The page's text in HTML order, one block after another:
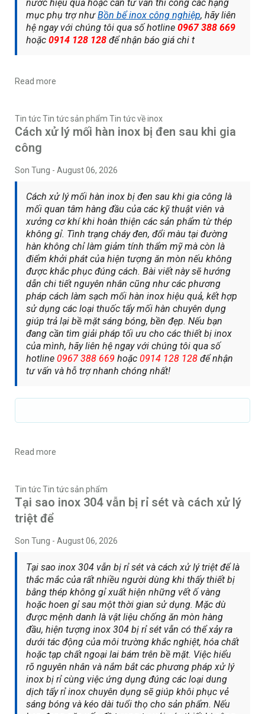
nước hiệu quả hoặc cần tư vấn thi công các hạng
mục phụ trợ nhưBồn bể inox công nghiệp, hãy liên
hệ ngay với chúng tôi qua số hotline 0967 388 669
hoặc 0914 128 128 để nhận báo giá chi t
Read more
Tin tứcTin tức sản phẩm Tin tức về inox
Cách xử lý mối hàn inox bị đen sau khi gia
công
Son Tung - August 06, 2026
Cách xử lý mối hàn inox bị đen sau khi gia công là
mối quan tâm hàng đầu của các kỹ thuật viên và
xưởng cơ khí khi hoàn thiện các sản phẩm từ thép
không gỉ. Tình trạng cháy đen, đổi màu tại đường
hàn không chỉ làm giảm tính thẩm mỹ mà còn là
điểm khởi phát của hiện tượng ăn mòn nếu không
được khắc phục đúng cách. Bài viết này sẽ hướng
dẫn chi tiết nguyên nhân cũng như các phương
pháp cách làm sạch mối hàn inox hiệu quả, kết hợp
sử dụng các loại thuốc tẩy mối hàn chuyên dụng
giúp trả lại bề mặt sáng bóng, bền đẹp. Nếu bạn
đang cần tìm giải pháp tối ưu cho các thiết bị inox
của mình, hãy liên hệ ngay với chúng tôi qua số
hotline 0967 388 669 hoặc 0914 128 128 để nhận
tư vấn và hỗ trợ nhanh chóng nhất!
Read more
Tin tứcTin tức sản phẩm
Tại sao inox 304 vẫn bị rỉ sét và cách xử lý
triệt để
Son Tung - August 06, 2026
Tại sao inox 304 vẫn bị rỉ sét và cách xử lý triệt để là
thắc mắc của rất nhiều người dùng khi thấy thiết bị
bằng thép không gỉ xuất hiện những vết ố vàng
hoặc hoen gỉ sau một thời gian sử dụng. Mặc dù
được mệnh danh là vật liệu chống ăn mòn hàng
đầu, hiện tượng inox 304 bị rỉ sét vẫn có thể xảy ra
dưới tác động của môi trường khắc nghiệt, hóa chất
hoặc tạp chất ngoại lai bám trên bề mặt. Việc hiểu
rõ nguyên nhân và nắm bắt các phương pháp xử lý
inox bị rỉ cùng việc ứng dụng đúng các loại dung
dịch tẩy rỉ inox chuyên dụng sẽ giúp khôi phục vẻ
sáng bóng và kéo dài tuổi thọ cho sản phẩm. Nếu